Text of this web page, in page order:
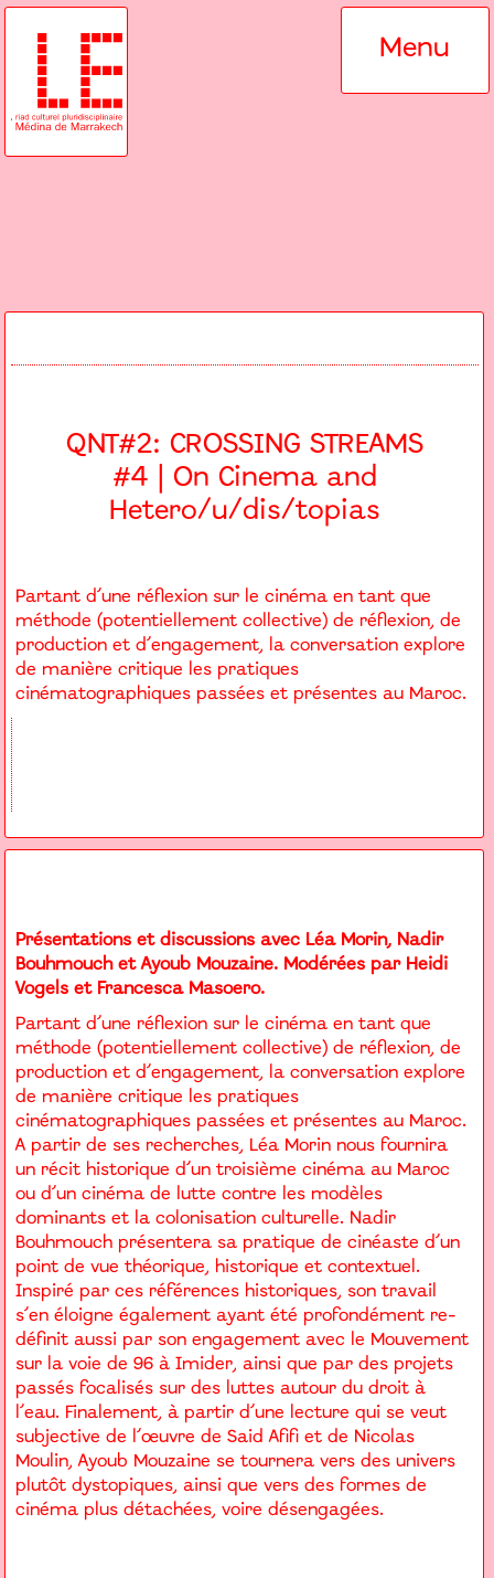
Menu
QNT#2: CROSSING STREAMS
#4 | On Cinema and
Hetero/u/dis/topias
Partant d’une réflexion sur le cinéma en tant que
méthode (potentiellement collective) de réflexion, de
production et d’engagement, la conversation explore
de manière critique les pratiques
cinématographiques passées et présentes au Maroc.
Présentations et discussions avec Léa Morin, Nadir
Bouhmouch et Ayoub Mouzaine. Modérées par Heidi
Vogels et Francesca Masoero.
Partant d’une réflexion sur le cinéma en tant que
méthode (potentiellement collective) de réflexion, de
production et d’engagement, la conversation explore
de manière critique les pratiques
cinématographiques passées et présentes au Maroc.
A partir de ses recherches, Léa Morin nous fournira
un récit historique d’un troisième cinéma au Maroc
ou d’un cinéma de lutte contre les modèles
dominants et la colonisation culturelle. Nadir
Bouhmouch présentera sa pratique de cinéaste d’un
point de vue théorique, historique et contextuel.
Inspiré par ces références historiques, son travail
s’en éloigne également ayant été profondément re-
définit aussi par son engagement avec le Mouvement
sur la voie de 96 à Imider, ainsi que par des projets
passés focalisés sur des luttes autour du droit à
l’eau. Finalement, à partir d’une lecture qui se veut
subjective de l’œuvre de Said Afifi et de Nicolas
Moulin, Ayoub Mouzaine se tournera vers des univers
plutôt dystopiques, ainsi que vers des formes de
cinéma plus détachées, voire désengagées.